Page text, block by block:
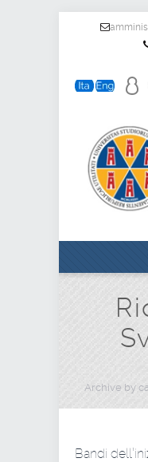
Archive by
Bandi